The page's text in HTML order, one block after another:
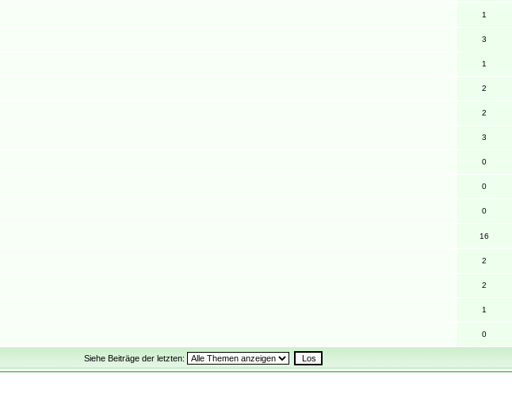
1
3
1
2
2
3
0
0
0
16
2
2
1
0
Siehe Beiträge der letzten: